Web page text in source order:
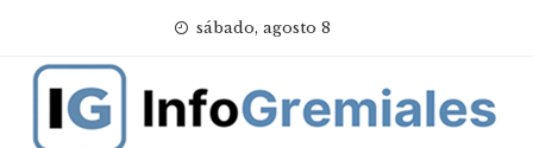
content
sábado, agosto 8